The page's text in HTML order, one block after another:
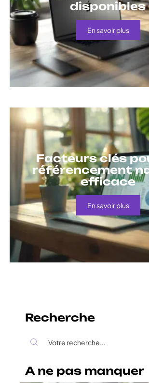
disponibles
En savoir plus
Facteurs clés
référencement
efficace
En savoir plus
Recherche
A ne pas manquer